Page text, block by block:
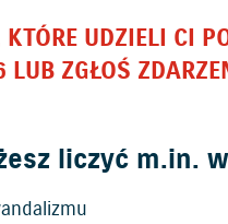
UDZIELI CI
ZGŁOŚ
liczyć m.in.